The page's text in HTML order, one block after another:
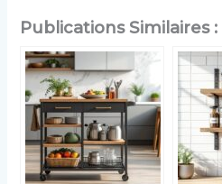
Publications Similaires :